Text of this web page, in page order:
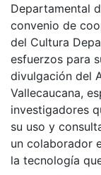
Departamental
convenio de
del Cultura
esfuerzos para
divulgación del
Vallecaucana,
investigadores
su uso y
un colaborador
la tecnología